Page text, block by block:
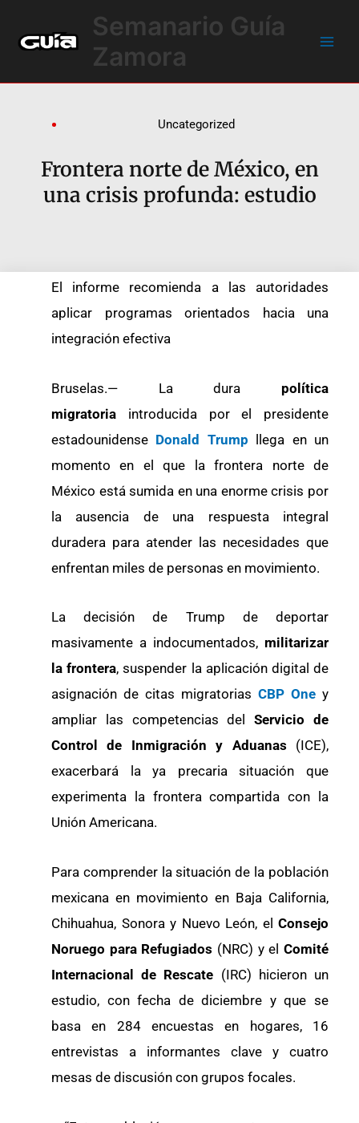
contenido
Semanario Guía
Zamora
Uncategorized
Frontera norte de México, en
una crisis profunda: estudio
El informe recomienda a las autoridades
aplicar programas orientados hacia una
integración efectiva
Bruselas.— La dura política
migratoria introducida por el presidente
estadounidense Donald Trump llega en un
momento en el que la frontera norte de
México está sumida en una enorme crisis por
la ausencia de una respuesta integral
duradera para atender las necesidades que
enfrentan miles de personas en movimiento.
La decisión de Trump de deportar
masivamente a indocumentados, militarizar
la frontera, suspender la aplicación digital de
asignación de citas migratorias CBP One y
ampliar las competencias delServicio de
Control de Inmigración y Aduanas (ICE),
exacerbará la ya precaria situación que
experimenta la frontera compartida con la
Unión Americana.
Para comprender la situación de la población
mexicana en movimiento en Baja California,
Chihuahua, Sonora y Nuevo León, el Consejo
Noruego para Refugiados (NRC) y elComité
Internacional de Rescate (IRC) hicieron un
estudio, con fecha de diciembre y que se
basa en 284 encuestas en hogares, 16
entrevistas a informantes clave y cuatro
mesas de discusión con grupos focales.